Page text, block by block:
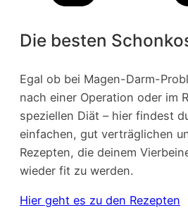
Die besten
Egal ob bei Magen-Darm-
nach einer Operation oder im
speziellen Diät – hier findest
einfachen, gut verträglichen
Rezepten, die deinem
wieder fit zu werden.
Hier geht es zu den Rezepten